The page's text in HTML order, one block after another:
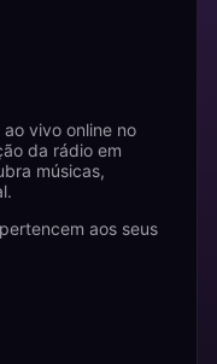
vivo online no
da rádio em
músicas,
aos seus